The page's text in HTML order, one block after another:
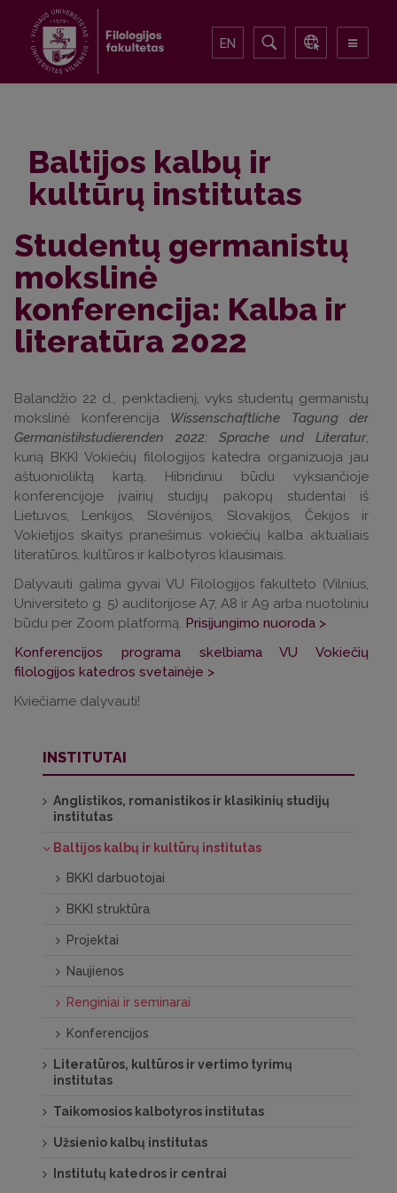
EN
Baltijos kalbų ir
kultūrų institutas
Studentų germanistų
mokslinė
konferencija: Kalba ir
literatūra 2022
Balandžio 22 d., penktadienį, vyks studentų germanistų
mokslinė konferencija Wissenschaftliche Tagung der
Germanistikstudierenden 2022: Sprache und Literatur,
kurią BKKI Vokiečių filologijos katedra organizuoja jau
aštuonioliktą kartą. Hibridiniu būdu vyksiančioje
konferencijoje įvairių studijų pakopų studentai iš
Lietuvos, Lenkijos, Slovėnijos, Slovakijos, Čekijos ir
Vokietijos skaitys pranešimus vokiečių kalba aktualiais
literatūros, kultūros ir kalbotyros klausimais.
Dalyvauti galima gyvai VU Filologijos fakulteto (Vilnius,
Universiteto g. 5) auditorijose A7, A8 ir A9 arba nuotoliniu
būdu per Zoom platformą. Prisijungimo nuoroda >
Konferencijos programa skelbiama VU Vokiečių
filologijos katedros svetainėje >
Kviečiame dalyvauti!
INSTITUTAI
Anglistikos, romanistikos ir klasikinių studijų
institutas
Baltijos kalbų ir kultūrų institutas
BKKI darbuotojai
BKKI struktūra
Projektai
Naujienos
Renginiai ir seminarai
Konferencijos
Literatūros, kultūros ir vertimo tyrimų
institutas
Taikomosios kalbotyros institutas
Užsienio kalbų institutas
Institutų katedros ir centrai